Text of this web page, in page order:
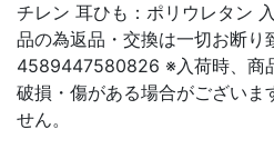
チレン 耳ひも：ポリウレタン
品の為返品・交換は一切お断
4589447580826 ※入荷時、商
破損・傷がある場合がございま
せん。